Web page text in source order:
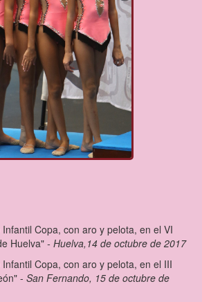
Copa, con aro y pelota, en el VI
Huelva" - Huelva,14 de octubre de 2017
Copa, con aro y pelota, en el III
- San Fernando, 15 de octubre de